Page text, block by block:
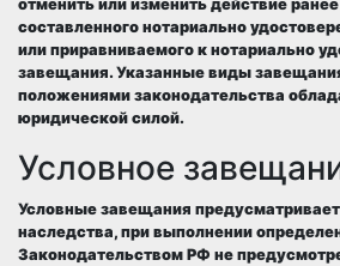
отменить или изменить действие
составленного нотариально
или приравниваемого к нотариально
завещания. Указанные виды
положениями законодательства
юридической силой.
Условное
Условные завещания
наследства, при выполнении
Законодательством РФ не